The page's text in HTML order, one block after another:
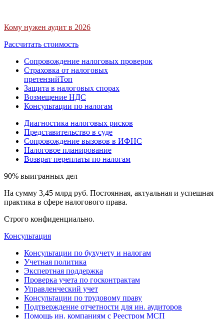
Кому нужен аудит в 2026
Рассчитать стоимость
Сопровождение налоговых проверок
Страховка от налоговых
претензийТоп
Защита в налоговых спорах
Возмещение НДС
Консультации по налогам
Диагностика налоговых рисков
Представительство в суде
Сопровождение вызовов в ИФНС
Налоговое планирование
Возврат переплаты по налогам
90% выигранных дел
На сумму 3,45 млрд руб. Постоянная, актуальная и успешная
практика в сфере налогового права.
Строго конфиденциально.
Консультация
Консультации по бухучету и налогам
Учетная политика
Экспертная поддержка
Проверка учета по госконтрактам
Управленческий учет
Консультации по трудовому праву
Подтверждение отчетности для ин. аудиторов
Помощь ин. компаниям с Реестром МСП